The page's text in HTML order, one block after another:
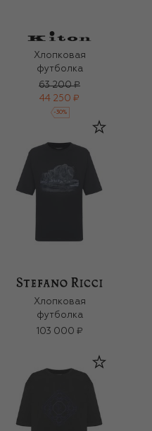
Хлопковая
футболка
63 200 ₽
44 250 ₽
-30%
Хлопковая
футболка
103 000 ₽